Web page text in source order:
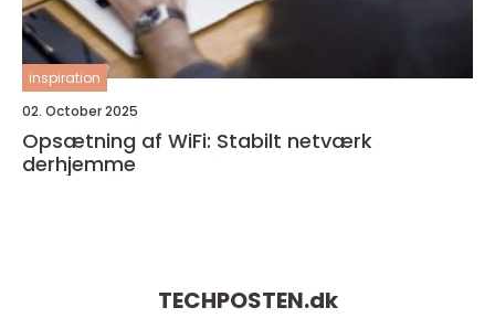
inspiration
02. October 2025
Opsætning af WiFi: Stabilt netværk
derhjemme
TECHPOSTEN.dk